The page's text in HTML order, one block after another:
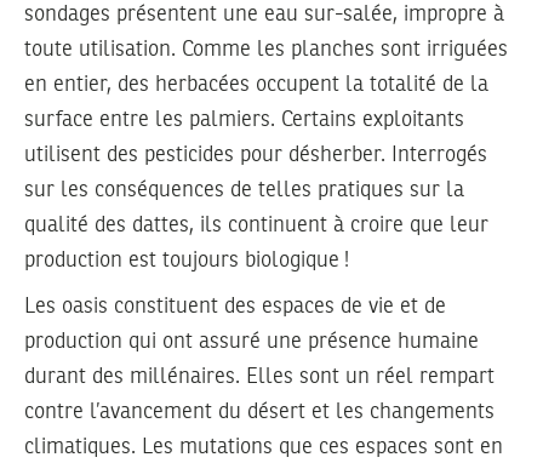
sondages présentent une eau sur-salée, impropre à
toute utilisation. Comme les planches sont irriguées
en entier, des herbacées occupent la totalité de la
surface entre les palmiers. Certains exploitants
utilisent des pesticides pour désherber. Interrogés
sur les conséquences de telles pratiques sur la
qualité des dattes, ils continuent à croire que leur
production est toujours biologique !
Les oasis constituent des espaces de vie et de
production qui ont assuré une présence humaine
durant des millénaires. Elles sont un réel rempart
contre l’avancement du désert et les changements
climatiques. Les mutations que ces espaces sont en